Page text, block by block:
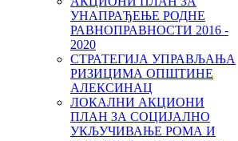
УНАПРАЂЕЊЕ РОДНЕ
РАВНОПРАВНОСТИ 2016 -
2020
СТРАТЕГИЈА УПРАВЉАЊА
РИЗИЦИМА ОПШТИНЕ
АЛЕКСИНАЦ
ЛОКАЛНИ АКЦИОНИ
ПЛАН ЗА СОЦИЈАЛНО
УКЉУЧИВАЊЕ РОМА И